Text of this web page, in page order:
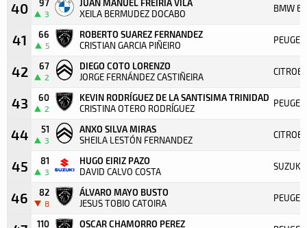
40 97
3
JUAN MANUEL FREIRIA VILA
XEILA BERMUDEZ DOCABO BMW
41 66
5
ROBERTO SUAREZ FERNANDEZ
CRISTIAN GARCIA PIÑEIRO
42 67
2
DIEGO COTO LORENZO
JORGE FERNÁNDEZ CASTIÑEIRA
43 60
2
KEVIN RODRÍGUEZ DE LA SANTISIMA TRINIDAD
CRISTINA OTERO RODRÍGUEZ
44 51
3
ANXO SILVA MIRAS
SHEILA LESTÓN FERNANDEZ
45 81
3
HUGO EIRIZ PAZO
DAVID CALVO COSTA SUZUKI
46 82
8
ÁLVARO MAYO BUSTO
JESUS TOBIO CATOIRA
110 OSCAR CHAMORRO PEREZ